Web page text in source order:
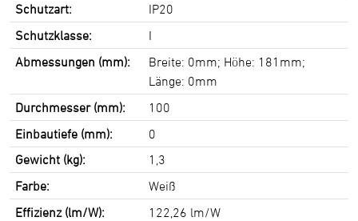
Schutzart:
IP20
Schutzklasse:
I
Abmessungen (mm):
Breite: 0mm; Höhe: 181mm;
Länge: 0mm
Durchmesser (mm):
100
Einbautiefe (mm):
0
Gewicht (kg):
1,3
Farbe:
Weiß
Effizienz (lm/W):
122,26 lm/W